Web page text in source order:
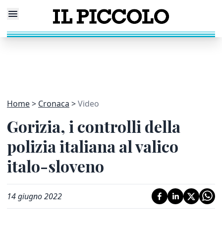
Home Cronaca Video
Gorizia, i controlli della
polizia italiana al valico
italo-sloveno
14 giugno 2022